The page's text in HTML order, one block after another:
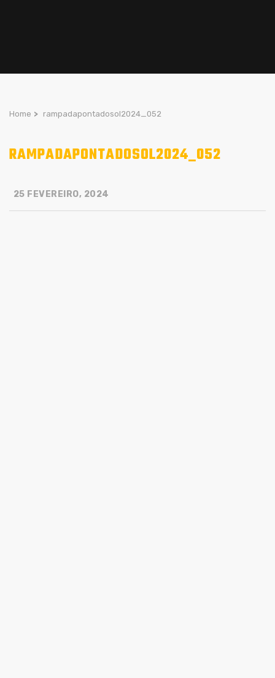
Home > rampadapontadosol2024_052
RAMPADAPONTADOSOL2024_052
25 FEVEREIRO, 2024